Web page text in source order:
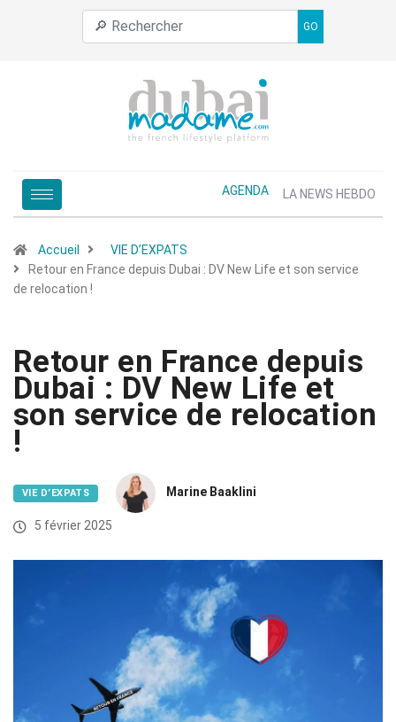
GO
AGENDA LA NEWS HEBDO
Accueil
VIE D’EXPATS
Retour en France depuis Dubai : DV New Life et son service
de relocation !
Retour en France depuis
Dubai : DV New Life et
son service de relocation
!
VIE D’EXPATS Marine Baaklini
5 février 2025